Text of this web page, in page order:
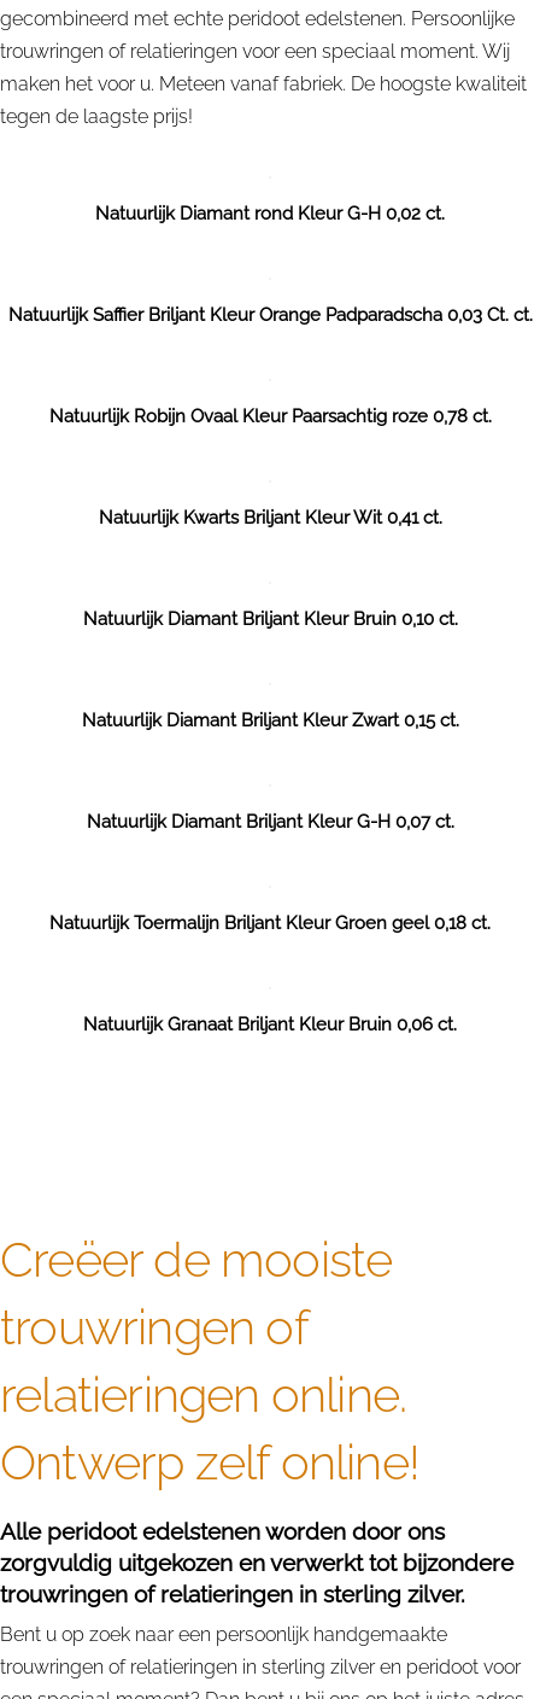
gecombineerd met echte peridoot edelstenen. Persoonlijke
trouwringen of relatieringen voor een speciaal moment. Wij
maken het voor u. Meteen vanaf fabriek. De hoogste kwaliteit
tegen de laagste prijs!
Natuurlijk Diamant rond Kleur G-H 0,02 ct.
Natuurlijk Saffier Briljant Kleur Orange Padparadscha 0,03 Ct. ct.
Natuurlijk Robijn Ovaal Kleur Paarsachtig roze 0,78 ct.
Natuurlijk Kwarts Briljant Kleur Wit 0,41 ct.
Natuurlijk Diamant Briljant Kleur Bruin 0,10 ct.
Natuurlijk Diamant Briljant Kleur Zwart 0,15 ct.
Natuurlijk Diamant Briljant Kleur G-H 0,07 ct.
Natuurlijk Toermalijn Briljant Kleur Groen geel 0,18 ct.
Natuurlijk Granaat Briljant Kleur Bruin 0,06 ct.
Creëer de mooiste
trouwringen of
relatieringen online.
Ontwerp zelf online!
Alle peridoot edelstenen worden door ons
zorgvuldig uitgekozen en verwerkt tot bijzondere
trouwringen of relatieringen in sterling zilver.
Bent u op zoek naar een persoonlijk handgemaakte
trouwringen of relatieringen in sterling zilver en peridoot voor